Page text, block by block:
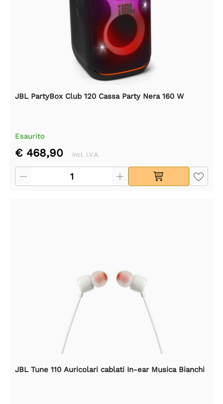
JBL PartyBox Club 120 Cassa Party Nera 160 W
Esaurito
€ 468,90 incl. I.V.A.
JBL Tune 110 Auricolari cablati In-ear Musica Bianchi